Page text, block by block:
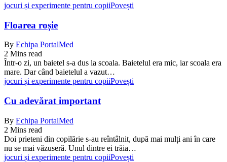
jocuri și experimente pentru copiiPovești
Floarea roșie
By Echipa PortalMed
2 Mins read
Într-o zi, un baietel s-a dus la scoala. Baietelul era mic, iar scoala era
mare. Dar când baietelul a vazut…
jocuri și experimente pentru copiiPovești
Cu adevărat important
By Echipa PortalMed
2 Mins read
Doi prieteni din copilărie s-au reîntâlnit, după mai mulți ani în care
nu se mai văzuseră. Unul dintre ei trăia…
jocuri și experimente pentru copiiPovești